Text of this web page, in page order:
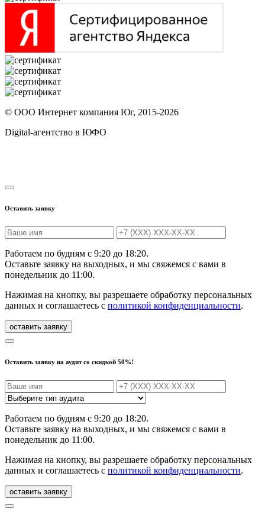
© ООО Интернет компания Юг, 2015-2026
Digital-агентство в ЮФО
Оставить заявку
Работаем по будням с 9:20 до 18:20.
Оставьте заявку на выходных, и мы свяжемся с вами в
понедельник до 11:00.
Нажимая на кнопку, вы разрешаете обработку персональных
данных и соглашаетесь с политикой конфиденциальности.
Оставить заявку на аудит со скидкой 50%!
Работаем по будням с 9:20 до 18:20.
Оставьте заявку на выходных, и мы свяжемся с вами в
понедельник до 11:00.
Нажимая на кнопку, вы разрешаете обработку персональных
данных и соглашаетесь с политикой конфиденциальности.